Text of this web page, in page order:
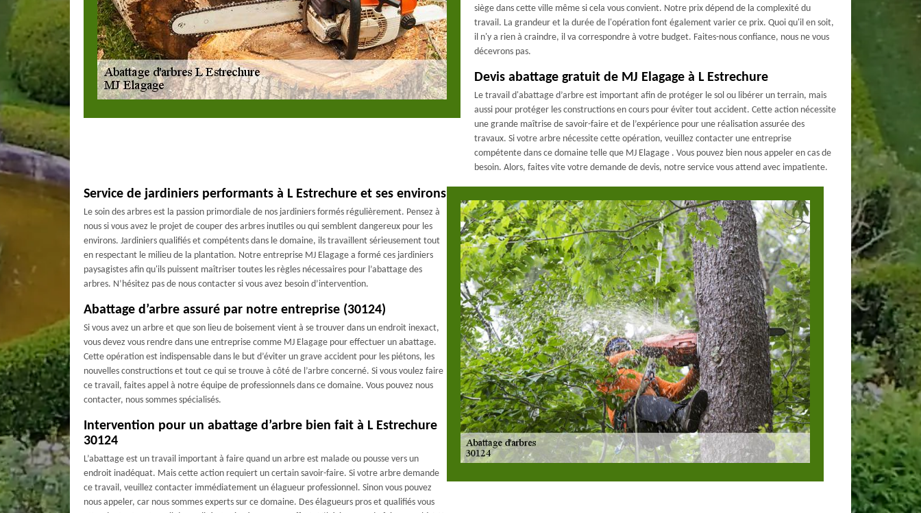
siège dans cette ville même si cela vous convient. Notre prix dépend de la complexité du
travail. La grandeur et la durée de l'opération font également varier ce prix. Quoi qu'il en soit,
il n'y a rien à craindre, il va correspondre à votre budget. Faites-nous confiance, nous ne vous
décevrons pas.
Devis abattage gratuit de MJ Elagage à L Estrechure
Le travail d'abattage d’arbre est important afin de protéger le sol ou libérer un terrain, mais
aussi pour protéger les constructions en cours pour éviter tout accident. Cette action nécessite
une grande maîtrise de savoir-faire et de l’expérience pour une réalisation assurée des
travaux. Si votre arbre nécessite cette opération, veuillez contacter une entreprise
compétente dans ce domaine telle que MJ Elagage . Vous pouvez bien nous appeler en cas de
besoin. Alors, faites vite votre demande de devis, notre service vous attend avec impatiente.
Service de jardiniers performants à L Estrechure et ses environs
Le soin des arbres est la passion primordiale de nos jardiniers formés régulièrement. Pensez à
nous si vous avez le projet de couper des arbres inutiles ou qui semblent dangereux pour les
environs. Jardiniers qualifiés et compétents dans le domaine, ils travaillent sérieusement tout
en respectant le milieu de la plantation. Notre entreprise MJ Elagage a formé ces jardiniers
paysagistes afin qu'ils puissent maîtriser toutes les règles nécessaires pour l’abattage des
arbres. N’hésitez pas de nous contacter si vous avez besoin d’intervention.
Abattage d’arbre assuré par notre entreprise (30124)
Si vous avez un arbre et que son lieu de boisement vient à se trouver dans un endroit inexact,
vous devez vous rendre dans une entreprise comme MJ Elagage pour effectuer un abattage.
Cette opération est indispensable dans le but d’éviter un grave accident pour les piétons, les
nouvelles constructions et tout ce qui se trouve à côté de l’arbre concerné. Si vous voulez faire
ce travail, faites appel à notre équipe de professionnels dans ce domaine. Vous pouvez nous
contacter, nous sommes spécialisés.
Intervention pour un abattage d’arbre bien fait à L Estrechure
30124
L’abattage est un travail important à faire quand un arbre est malade ou pousse vers un
endroit inadéquat. Mais cette action requiert un certain savoir-faire. Si votre arbre demande
ce travail, veuillez contacter immédiatement un élagueur professionnel. Sinon vous pouvez
nous appeler, car nous sommes experts sur ce domaine. Des élagueurs pros et qualifiés vous